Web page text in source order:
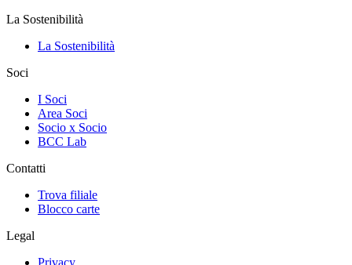
La Sostenibilità
La Sostenibilità
Soci
I Soci
Area Soci
Socio x Socio
BCC Lab
Contatti
Trova filiale
Blocco carte
Legal
Privacy